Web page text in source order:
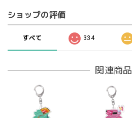
ショップの評価
すべて 334
関連商品